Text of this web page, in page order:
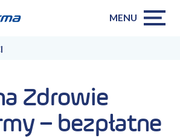
MENU
Zdrowie
– bezpłatne